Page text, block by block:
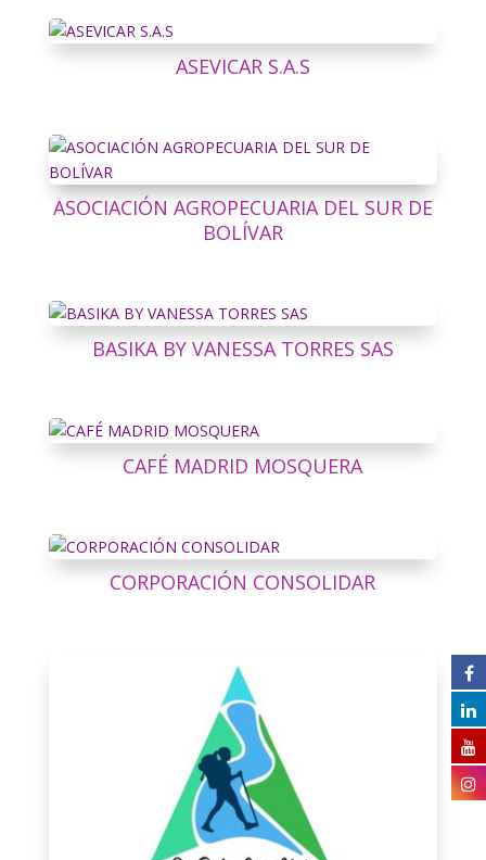
ASEVICAR S.A.S
ASOCIACIÓN AGROPECUARIA DEL SUR DE
BOLÍVAR
BASIKA BY VANESSA TORRES SAS
CAFÉ MADRID MOSQUERA
CORPORACIÓN CONSOLIDAR